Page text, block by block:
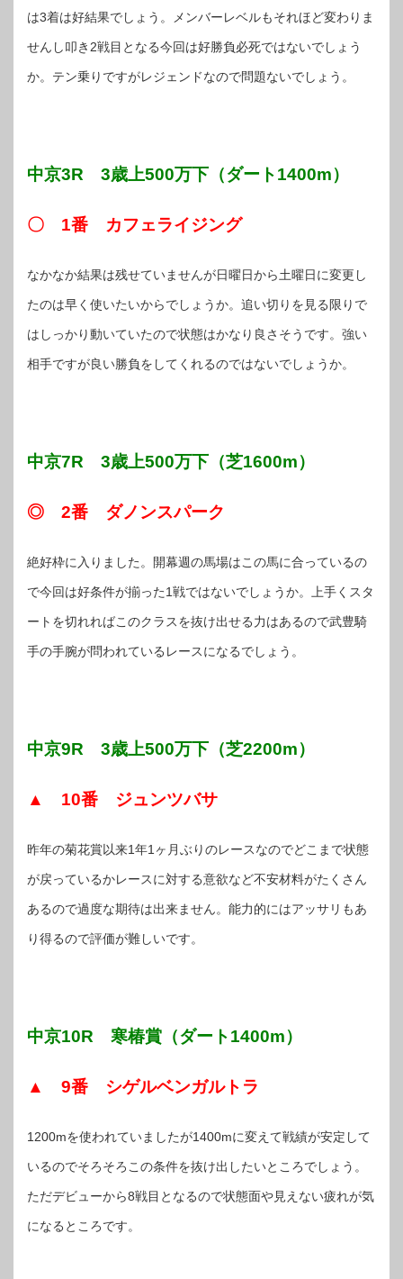
は3着は好結果でしょう。メンバーレベルもそれほど変わりま
せんし叩き2戦目となる今回は好勝負必死ではないでしょう
か。テン乗りですがレジェンドなので問題ないでしょう。
中京3R 3歳上500万下（ダート1400m）
〇 1番 カフェライジング
なかなか結果は残せていませんが日曜日から土曜日に変更し
たのは早く使いたいからでしょうか。追い切りを見る限りで
はしっかり動いていたので状態はかなり良さそうです。強い
相手ですが良い勝負をしてくれるのではないでしょうか。
中京7R 3歳上500万下（芝1600m）
◎ 2番 ダノンスパーク
絶好枠に入りました。開幕週の馬場はこの馬に合っているの
で今回は好条件が揃った1戦ではないでしょうか。上手くスタ
ートを切れればこのクラスを抜け出せる力はあるので武豊騎
手の手腕が問われているレースになるでしょう。
中京9R 3歳上500万下（芝2200m）
▲ 10番 ジュンツバサ
昨年の菊花賞以来1年1ヶ月ぶりのレースなのでどこまで状態
が戻っているかレースに対する意欲など不安材料がたくさん
あるので過度な期待は出来ません。能力的にはアッサリもあ
り得るので評価が難しいです。
中京10R 寒椿賞（ダート1400m）
▲ 9番 シゲルベンガルトラ
1200mを使われていましたが1400mに変えて戦績が安定して
いるのでそろそろこの条件を抜け出したいところでしょう。
ただデビューから8戦目となるので状態面や見えない疲れが気
になるところです。